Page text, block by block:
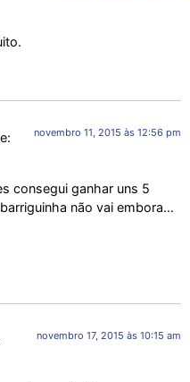
novembro 11, 2015 às 12:56 pm
consegui ganhar uns 5
não vai embora…
novembro 17, 2015 às 10:15 am